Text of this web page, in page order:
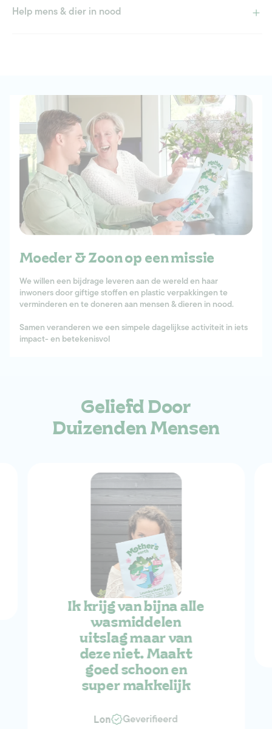
Help mens & dier in nood
Moeder & Zoon op een missie
We willen een bijdrage leveren aan de wereld en haar
inwoners door giftige stoffen en plastic verpakkingen te
verminderen en te doneren aan mensen & dieren in nood.
Samen veranderen we een simpele dagelijkse activiteit in iets
impact- en betekenisvol
Geliefd Door
Duizenden Mensen
Ik krijg van bijna alle
wasmiddelen
uitslag maar van
deze niet. Maakt
goed schoon en
super makkelijk
Lon Geverifieerd